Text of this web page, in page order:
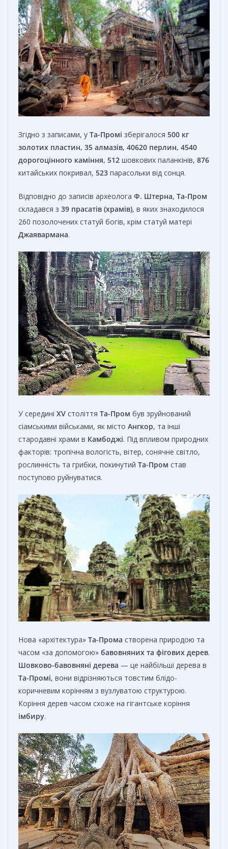
Згідно з записами, у Та-Промі зберігалося 500 кг
золотих пластин, 35 алмазів, 40620 перлин, 4540
дорогоцінного каміння, 512 шовкових паланкінів, 876
китайських покривал, 523 парасольки від сонця.
Відповідно до записів археолога Ф. Штерна, Та-Пром
складався з 39 прасатів (храмів), в яких знаходилося
260 позолочених статуй богів, крім статуй матері
Джаявармана.
У середині XV століття Та-Пром був зруйнований
сіамськими військами, як місто Ангкор, та інші
стародавні храми в Камбоджі. Під впливом природних
факторів: тропічна вологість, вітер, сонячне світло,
рослинність та грибки, покинутий Та-Пром став
поступово руйнуватися.
Нова «архітектура» Та-Прома створена природою та
часом «за допомогою» бавовняних та фігових дерев.
Шовково-бавовняні дерева — це найбільші дерева в
Та-Промі, вони відрізняються товстим блідо-
коричневим корінням з вузлуватою структурою.
Коріння дерев часом схоже на гігантське коріння
імбиру.